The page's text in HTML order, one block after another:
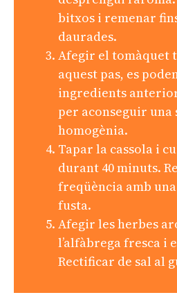
bitxos i remenar
daurades.
Afegir el tomàquet
aquest pas, es
ingredients
per aconseguir una
homogènia.
Tapar la cassola i
durant 40 minuts.
freqüència amb
fusta.
Afegir les herbes
l’alfàbrega fresca i
Rectificar de sal al